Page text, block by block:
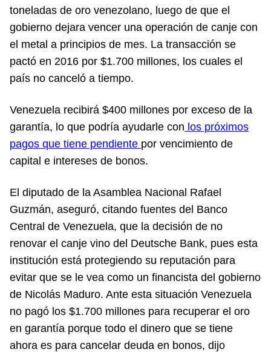
toneladas de oro venezolano, luego de que el
gobierno dejara vencer una operación de canje con
el metal a principios de mes. La transacción se
pactó en 2016 por $1.700 millones, los cuales el
país no canceló a tiempo.
Venezuela recibirá $400 millones por exceso de la
garantía, lo que podría ayudarle con los próximos
pagos que tiene pendiente por vencimiento de
capital e intereses de bonos.
El diputado de la Asamblea Nacional Rafael
Guzmán, aseguró, citando fuentes del Banco
Central de Venezuela, que la decisión de no
renovar el canje vino del Deutsche Bank, pues esta
institución está protegiendo su reputación para
evitar que se le vea como un financista del gobierno
de Nicolás Maduro. Ante esta situación Venezuela
no pagó los $1.700 millones para recuperar el oro
en garantía porque todo el dinero que se tiene
ahora es para cancelar deuda en bonos, dijo